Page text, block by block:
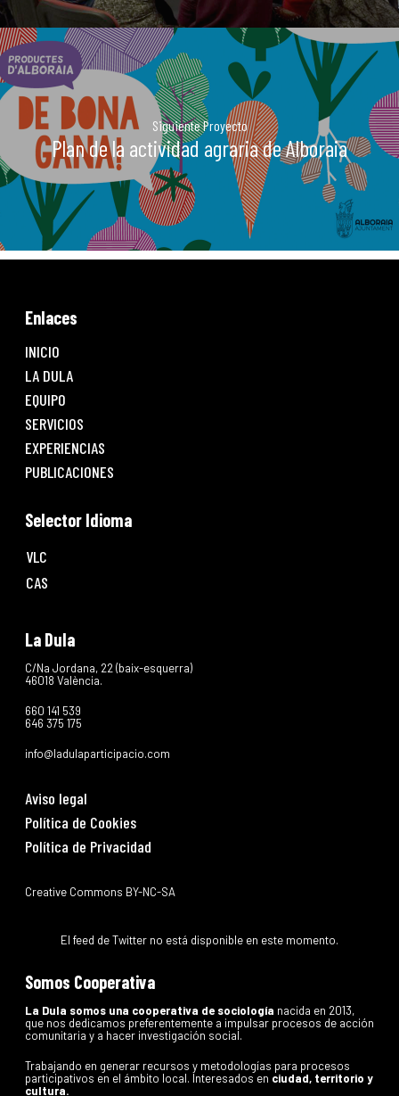
Siguiente Proyecto
Plan de la actividad agraria de Alboraia
Enlaces
INICIO
LA DULA
EQUIPO
SERVICIOS
EXPERIENCIAS
PUBLICACIONES
Selector Idioma
VLC
CAS
La Dula
C/Na Jordana, 22 (baix-esquerra)
46018 València.
660 141 539
646 375 175
info@ladulaparticipacio.com
Aviso legal
Política de Cookies
Política de Privacidad
Creative Commons BY-NC-SA
El feed de Twitter no está disponible en este momento.
Somos Cooperativa
La Dula somos una cooperativa de sociología nacida en 2013,
que nos dedicamos preferentemente a impulsar procesos de acción
comunitaria y a hacer investigación social.
Trabajando en generar recursos y metodologías para procesos
participativos en el ámbito local. Interesados en ciudad, territorio y
cultura.